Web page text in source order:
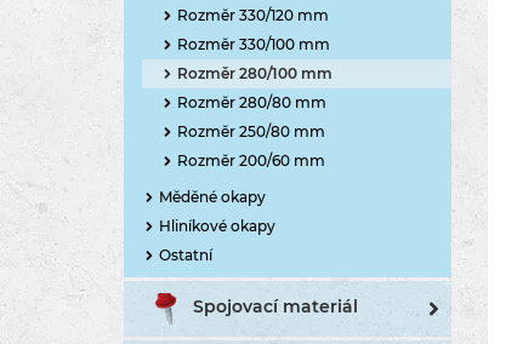
Rozměr 330/120 mm
Rozměr 330/100 mm
Rozměr 280/100 mm
Rozměr 280/80 mm
Rozměr 250/80 mm
Rozměr 200/60 mm
Měděné okapy
Hliníkové okapy
Ostatní
Spojovací materiál